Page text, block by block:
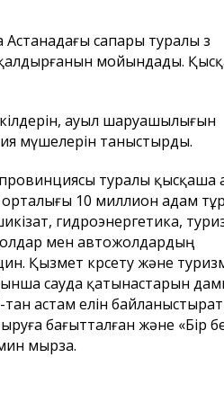
сапары туралы өз
қалдырғанын мойындады.
ауыл шаруашылығын
мүшелерін таныстырды.
туралы қысқаша
10 миллион адам
гидроэнергетика,
мен автожолдардың
Қызмет көрсету және
сауда қатынастарын
астам елін
бағытталған және «Бір
мырза.